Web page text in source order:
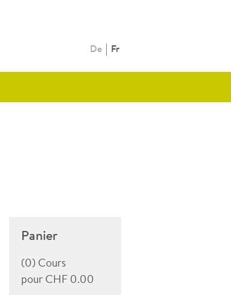
Fr
De
Panier
(0) Cours
pour CHF 0.00